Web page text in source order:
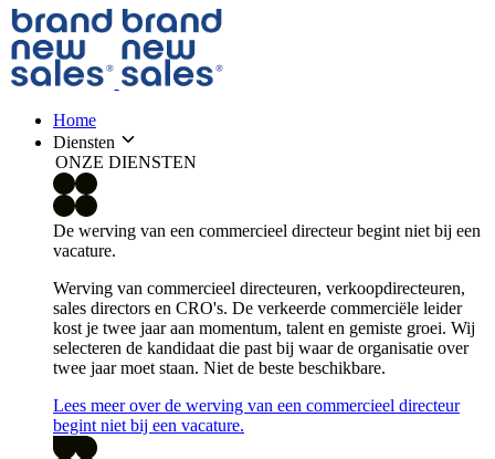
Home
Diensten
ONZE DIENSTEN
De werving van een commercieel directeur begint niet bij een
vacature.
Werving van commercieel directeuren, verkoopdirecteuren,
sales directors en CRO's. De verkeerde commerciële leider
kost je twee jaar aan momentum, talent en gemiste groei. Wij
selecteren de kandidaat die past bij waar de organisatie over
twee jaar moet staan. Niet de beste beschikbare.
Lees meer over de werving van een commercieel directeur
begint niet bij een vacature.